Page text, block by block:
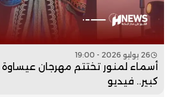
26 يوليو 2026 - 19:00
أسماء لمنور تختتم مهرجان
كبير.. فيديو